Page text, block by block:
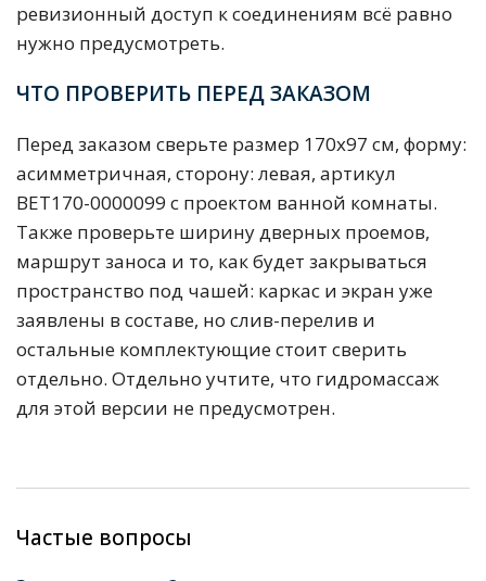
ревизионный доступ к соединениям всё равно
нужно предусмотреть.
ЧТО ПРОВЕРИТЬ ПЕРЕД ЗАКАЗОМ
Перед заказом сверьте размер 170х97 см, форму:
асимметричная, сторону: левая, артикул
BET170-0000099 с проектом ванной комнаты.
Также проверьте ширину дверных проемов,
маршрут заноса и то, как будет закрываться
пространство под чашей: каркас и экран уже
заявлены в составе, но слив-перелив и
остальные комплектующие стоит сверить
отдельно. Отдельно учтите, что гидромассаж
для этой версии не предусмотрен.
Частые вопросы